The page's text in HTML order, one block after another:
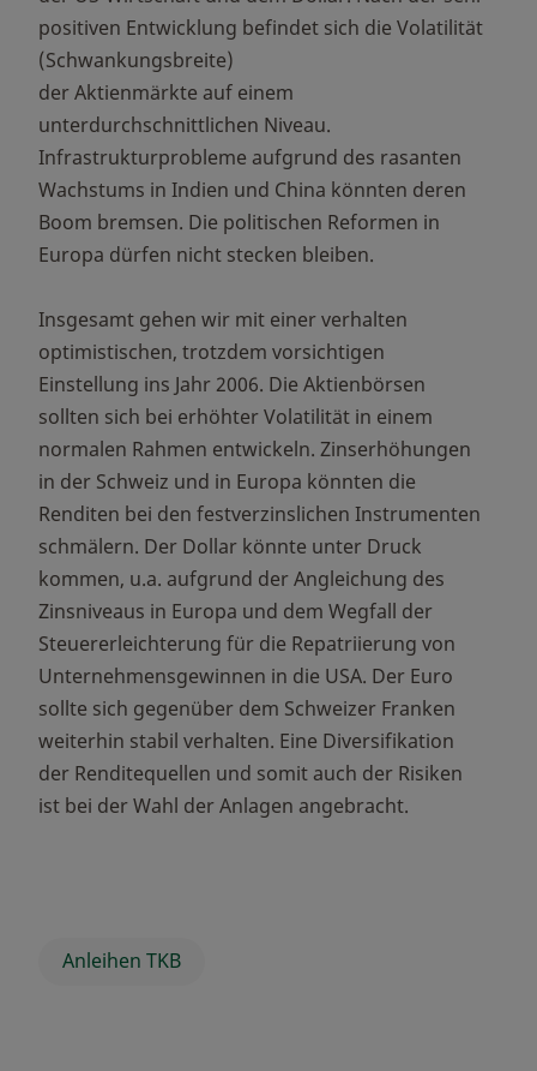
positiven Entwicklung befindet sich die Volatilität
(Schwankungsbreite)
der Aktienmärkte auf einem
unterdurchschnittlichen Niveau.
Infrastrukturprobleme aufgrund des rasanten
Wachstums in Indien und China könnten deren
Boom bremsen. Die politischen Reformen in
Europa dürfen nicht stecken bleiben.
Insgesamt gehen wir mit einer verhalten
optimistischen, trotzdem vorsichtigen
Einstellung ins Jahr 2006. Die Aktienbörsen
sollten sich bei erhöhter Volatilität in einem
normalen Rahmen entwickeln. Zinserhöhungen
in der Schweiz und in Europa könnten die
Renditen bei den festverzinslichen Instrumenten
schmälern. Der Dollar könnte unter Druck
kommen, u.a. aufgrund der Angleichung des
Zinsniveaus in Europa und dem Wegfall der
Steuererleichterung für die Repatriierung von
Unternehmensgewinnen in die USA. Der Euro
sollte sich gegenüber dem Schweizer Franken
weiterhin stabil verhalten. Eine Diversifikation
der Renditequellen und somit auch der Risiken
ist bei der Wahl der Anlagen angebracht.
Anleihen TKB